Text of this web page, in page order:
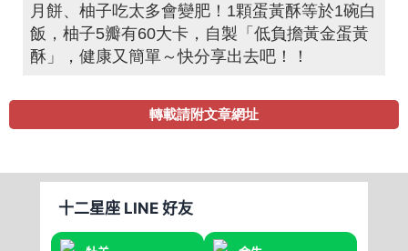
月餅、柚子吃太多會變肥！1顆蛋黃酥等於1碗白
飯，柚子5瓣有60大卡，自製「低負擔黃金蛋黃
酥」，健康又簡單～快分享出去吧！！
轉載請附文章網址